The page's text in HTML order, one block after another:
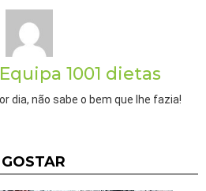
Equipa 1001 dietas
dia, não sabe o bem que lhe fazia!